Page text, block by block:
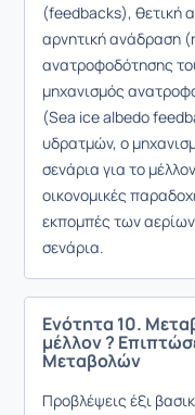
(feedbacks), θετική
αρνητική ανάδραση
ανατροφοδότησης
μηχανισμός
(Sea ice albedo
υδρατμών, ο
σενάρια για το
οικονομικές
εκπομπές των
σενάρια.
Ενότητα 10.
μέλλον ?
Μεταβολών
Προβλέψεις έξι